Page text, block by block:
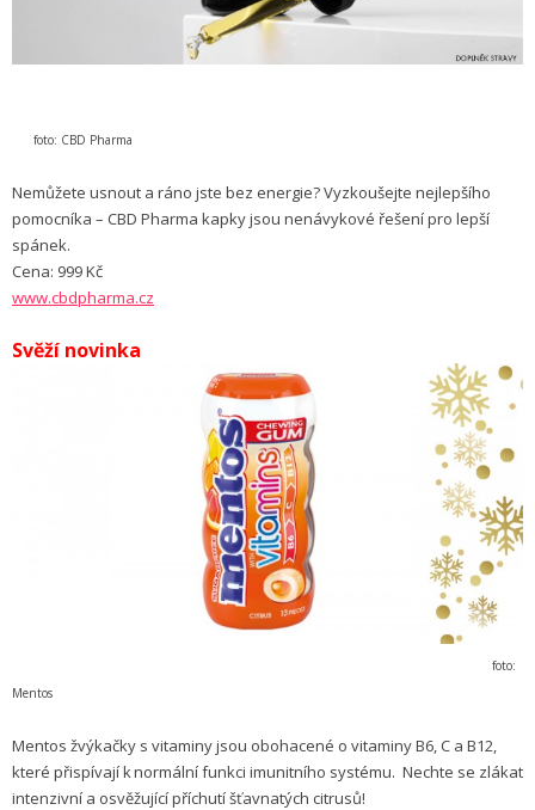
foto: CBD Pharma
Nemůžete usnout a ráno jste bez energie? Vyzkoušejte nejlepšího
pomocníka – CBD Pharma kapky jsou nenávykové řešení pro lepší
spánek.
Cena: 999 Kč
www.cbdpharma.cz
Svěží novinka
foto:
Mentos
Mentos žvýkačky s vitaminy jsou obohacené o vitaminy B6, C a B12,
které přispívají k normální funkci imunitního systému. Nechte se zlákat
intenzivní a osvěžující příchutí šťavnatých citrusů!